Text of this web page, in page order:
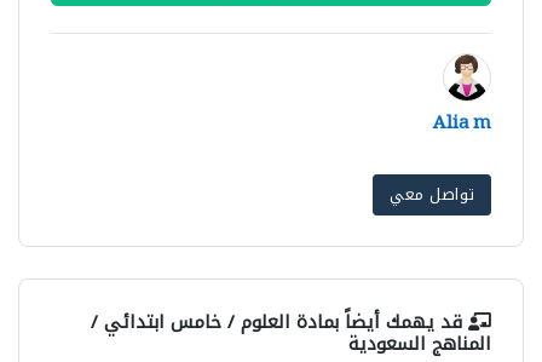
Alia m
تواصل معي
قد يهمك أيضاً بمادة العلوم / خامس ابتدائي /
المناهج السعودية